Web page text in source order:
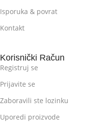
Isporuka & povrat
Kontakt
Korisnički Račun
Registruj se
Prijavite se
Zaboravili ste lozinku
Uporedi proizvode